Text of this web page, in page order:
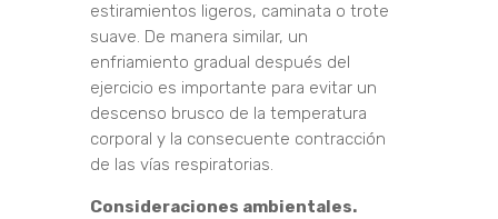
estiramientos ligeros, caminata o trote
suave. De manera similar, un
enfriamiento gradual después del
ejercicio es importante para evitar un
descenso brusco de la temperatura
corporal y la consecuente contracción
de las vías respiratorias.
Consideraciones ambientales.